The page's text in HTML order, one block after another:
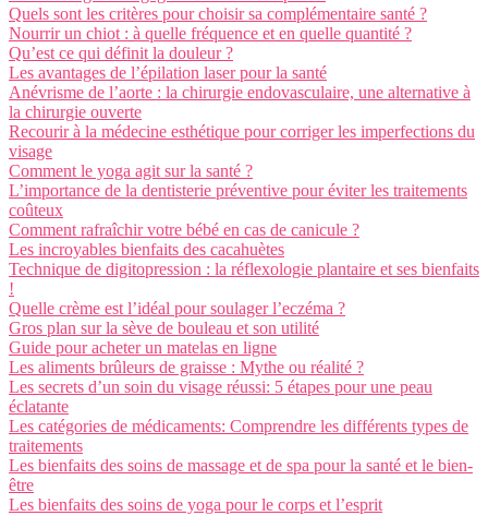
Quels sont les critères pour choisir sa complémentaire santé ?
Nourrir un chiot : à quelle fréquence et en quelle quantité ?
Qu’est ce qui définit la douleur ?
Les avantages de l’épilation laser pour la santé
Anévrisme de l’aorte : la chirurgie endovasculaire, une alternative à
la chirurgie ouverte
Recourir à la médecine esthétique pour corriger les imperfections du
visage
Comment le yoga agit sur la santé ?
L’importance de la dentisterie préventive pour éviter les traitements
coûteux
Comment rafraîchir votre bébé en cas de canicule ?
Les incroyables bienfaits des cacahuètes
Technique de digitopression : la réflexologie plantaire et ses bienfaits
!
Quelle crème est l’idéal pour soulager l’eczéma ?
Gros plan sur la sève de bouleau et son utilité
Guide pour acheter un matelas en ligne
Les aliments brûleurs de graisse : Mythe ou réalité ?
Les secrets d’un soin du visage réussi: 5 étapes pour une peau
éclatante
Les catégories de médicaments: Comprendre les différents types de
traitements
Les bienfaits des soins de massage et de spa pour la santé et le bien-
être
Les bienfaits des soins de yoga pour le corps et l’esprit